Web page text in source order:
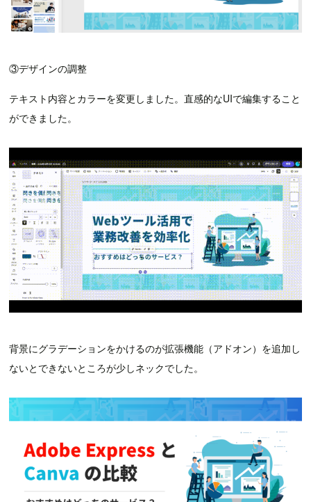
③デザインの調整
テキスト内容とカラーを変更しました。直感的なUIで編集すること
ができました。
背景にグラデーションをかけるのが拡張機能（アドオン）を追加し
ないとできないところが少しネックでした。